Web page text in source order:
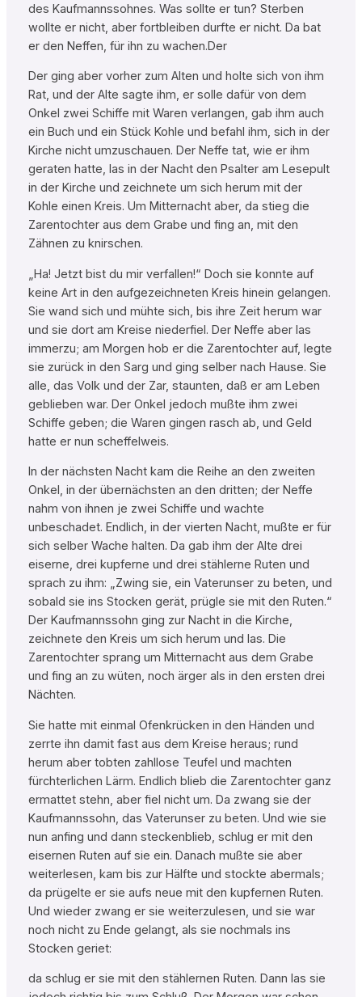
des Kaufmannssohnes. Was sollte er tun? Sterben
wollte er nicht, aber fortbleiben durfte er nicht. Da bat
er den Neffen, für ihn zu wachen.Der
Der ging aber vorher zum Alten und holte sich von ihm
Rat, und der Alte sagte ihm, er solle dafür von dem
Onkel zwei Schiffe mit Waren verlangen, gab ihm auch
ein Buch und ein Stück Kohle und befahl ihm, sich in der
Kirche nicht umzuschauen. Der Neffe tat, wie er ihm
geraten hatte, las in der Nacht den Psalter am Lesepult
in der Kirche und zeichnete um sich herum mit der
Kohle einen Kreis. Um Mitternacht aber, da stieg die
Zarentochter aus dem Grabe und fing an, mit den
Zähnen zu knirschen.
„Ha! Jetzt bist du mir verfallen!“ Doch sie konnte auf
keine Art in den aufgezeichneten Kreis hinein gelangen.
Sie wand sich und mühte sich, bis ihre Zeit herum war
und sie dort am Kreise niederfiel. Der Neffe aber las
immerzu; am Morgen hob er die Zarentochter auf, legte
sie zurück in den Sarg und ging selber nach Hause. Sie
alle, das Volk und der Zar, staunten, daß er am Leben
geblieben war. Der Onkel jedoch mußte ihm zwei
Schiffe geben; die Waren gingen rasch ab, und Geld
hatte er nun scheffelweis.
In der nächsten Nacht kam die Reihe an den zweiten
Onkel, in der übernächsten an den dritten; der Neffe
nahm von ihnen je zwei Schiffe und wachte
unbeschadet. Endlich, in der vierten Nacht, mußte er für
sich selber Wache halten. Da gab ihm der Alte drei
eiserne, drei kupferne und drei stählerne Ruten und
sprach zu ihm: „Zwing sie, ein Vaterunser zu beten, und
sobald sie ins Stocken gerät, prügle sie mit den Ruten.“
Der Kaufmannssohn ging zur Nacht in die Kirche,
zeichnete den Kreis um sich herum und las. Die
Zarentochter sprang um Mitternacht aus dem Grabe
und fing an zu wüten, noch ärger als in den ersten drei
Nächten.
Sie hatte mit einmal Ofenkrücken in den Händen und
zerrte ihn damit fast aus dem Kreise heraus; rund
herum aber tobten zahllose Teufel und machten
fürchterlichen Lärm. Endlich blieb die Zarentochter ganz
ermattet stehn, aber fiel nicht um. Da zwang sie der
Kaufmannssohn, das Vaterunser zu beten. Und wie sie
nun anfing und dann steckenblieb, schlug er mit den
eisernen Ruten auf sie ein. Danach mußte sie aber
weiterlesen, kam bis zur Hälfte und stockte abermals;
da prügelte er sie aufs neue mit den kupfernen Ruten.
Und wieder zwang er sie weiterzulesen, und sie war
noch nicht zu Ende gelangt, als sie nochmals ins
Stocken geriet:
da schlug er sie mit den stählernen Ruten. Dann las sie